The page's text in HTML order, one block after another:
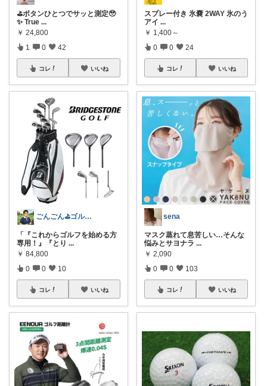
⛳ボタンひとつでサッと測定🥹
✨ True ...
￥ 24,800
1 0 42
コレ いいね
ごんごん⛳ゴルフ用品レビュー
「『これからゴルフを始める方
専用！』『とり ...
￥ 84,800
0 0 10
コレ いいね
スプレー付き 氷嚢 2WAY 氷のう
アイ ...
￥ 1,400～
0 0 24
コレ いいね
sena
マスク蒸れて息苦しい…そんな
悩みとサヨナラ ...
￥ 2,090
0 0 103
コレ いいね